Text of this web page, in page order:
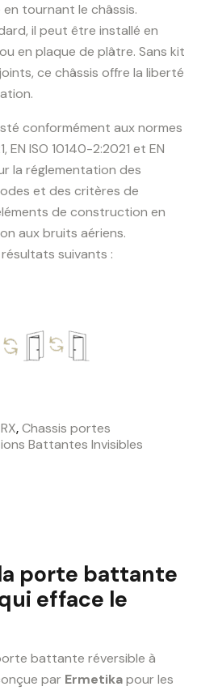
tournant le châssis.
il peut être installé en
en plaque de plâtre. Sans kit
ce châssis offre la liberté
conformément aux normes
EN ISO 10140-2:2021 et EN
la réglementation des
et des critères de
de construction en
aux bruits aériens.
résultats suivants :
,Chassis portes
Battantes Invisibles
la porte battante
efface le
battante réversible à
par Ermetikapour les